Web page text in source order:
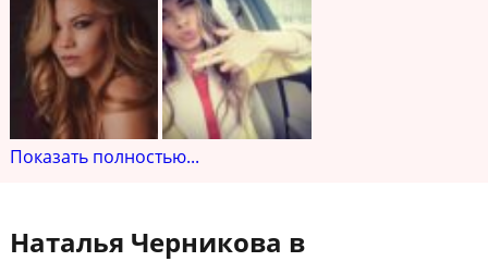
Показать полностью...
Наталья Черникова в